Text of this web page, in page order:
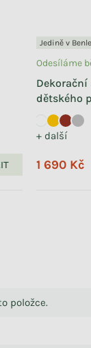
položce.
Jedině v
dětského
+ další
Odesíláme
1 690 Kč